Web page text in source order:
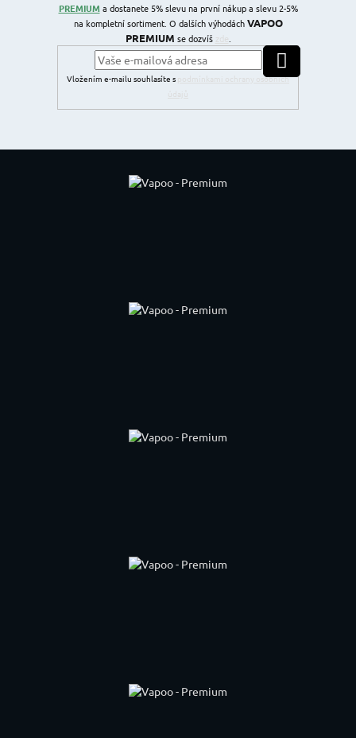
PREMIUMa dostanete 5% slevu na první nákup a slevu 2-5%
na kompletní sortiment. O dalších výhodáchVAPOO
PREMIUM se dozvíš .
Vložením e-mailu souhlasíte s
podmínkami ochrany osobních